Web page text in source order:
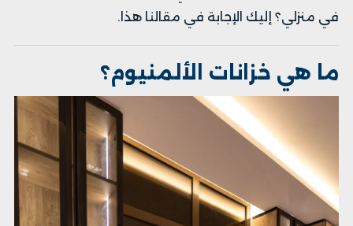
في منزلي؟ إليك الإجابة في مقالنا هذا.
ما هي خزانات الألمنيوم؟